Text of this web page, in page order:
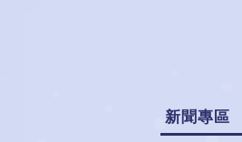
新聞專區